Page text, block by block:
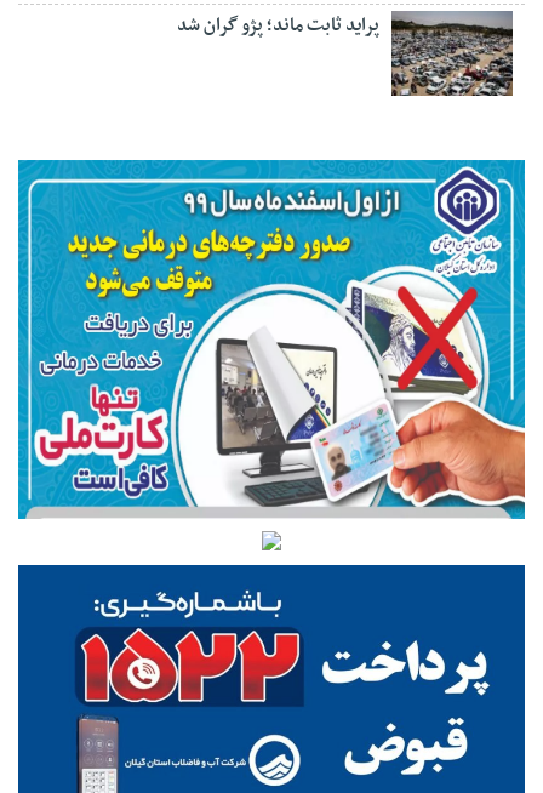
پراید ثابت ماند؛ پژو گران شد